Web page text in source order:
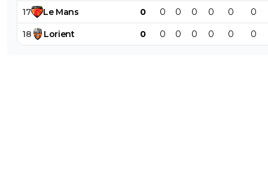
17 Le Mans 0 0 0 0 0 0 0
18 Lorient 0 0 0 0 0 0 0